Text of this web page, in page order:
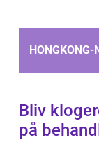
HONGKONG-
Bliv
på